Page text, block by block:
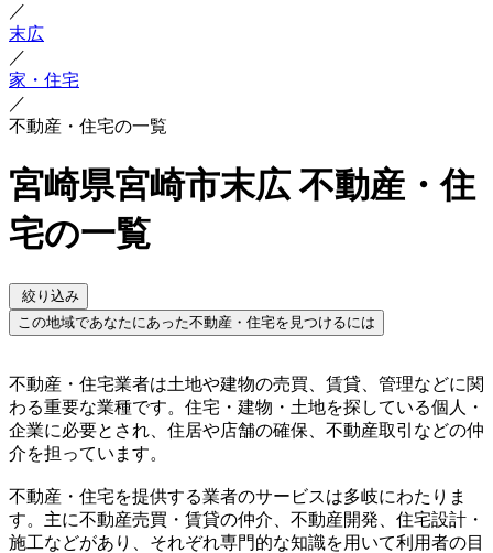
／
末広
／
家・住宅
／
不動産・住宅の一覧
宮崎県宮崎市末広 不動産・住
宅の一覧
絞り込み
この地域であなたにあった不動産・住宅を見つけるには
不動産・住宅業者は土地や建物の売買、賃貸、管理などに関
わる重要な業種です。住宅・建物・土地を探している個人・
企業に必要とされ、住居や店舗の確保、不動産取引などの仲
介を担っています。
不動産・住宅を提供する業者のサービスは多岐にわたりま
す。主に不動産売買・賃貸の仲介、不動産開発、住宅設計・
施工などがあり、それぞれ専門的な知識を用いて利用者の目